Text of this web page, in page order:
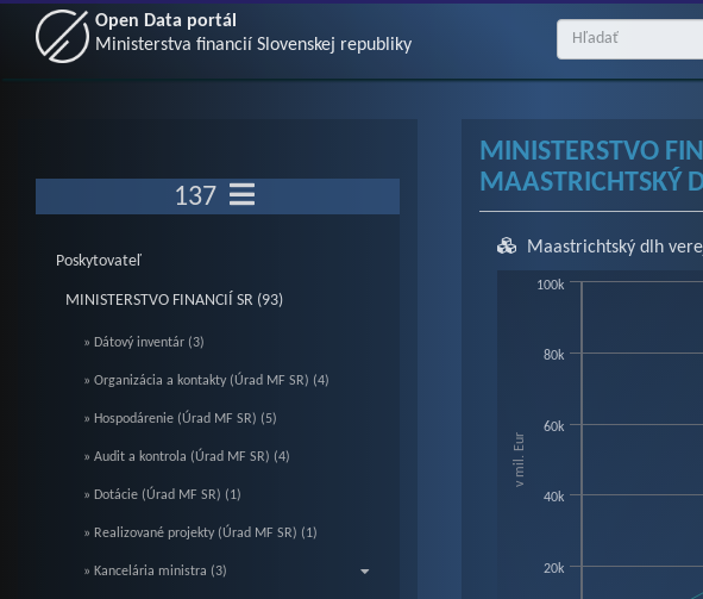
Open Data portál
Ministerstva financií Slovenskej republiky
137
Poskytovateľ
MINISTERSTVO FINANCIÍ SR (93)
» Dátový inventár (3)
» Organizácia a kontakty (Úrad MF SR) (4)
» Hospodárenie (Úrad MF SR) (5)
» Audit a kontrola (Úrad MF SR) (4)
» Dotácie (Úrad MF SR) (1)
» Realizované projekty (Úrad MF SR) (1)
» Kancelária ministra (3)
MINISTERSTVO
MAASTRICHTSKÝ
Maastrichtský dlh
Chart
The chart has 1 X axis
The chart has 2 Y axes
v mil. Eur
20k
40k
60k
80k
100k